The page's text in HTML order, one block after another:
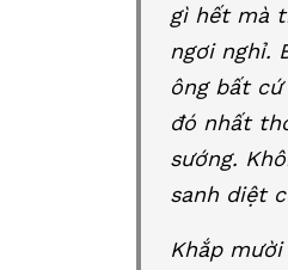
gì hết mà
ngơi nghỉ.
ông bất cứ
đó nhất
sướng.
sanh diệt
Khắp